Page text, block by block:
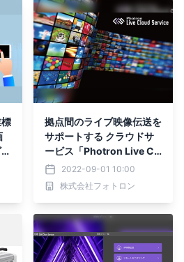
拠点間のライブ映像伝送を
サポートする クラウドサ
ービス「Photron Live Cl
oud Service」 新プランリ
リースウェビナーを2022
年9月15日(木)に開催
2022-09-01 10:00
株式会社フォトロン